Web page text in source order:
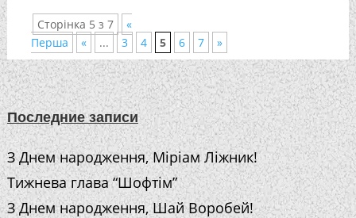
Сторінка 5 з 7
«
Перша
« ... 3 4 5 6 7 »
Последние записи
З Днем народження, Міріам Ліжник!
Тижнева глава “Шофтім”
З Днем народження, Шай Воробей!